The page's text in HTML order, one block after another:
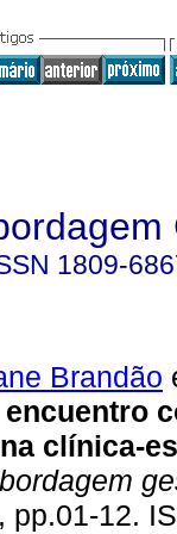
1809-
Brandão
clínica-
pp.01-12.